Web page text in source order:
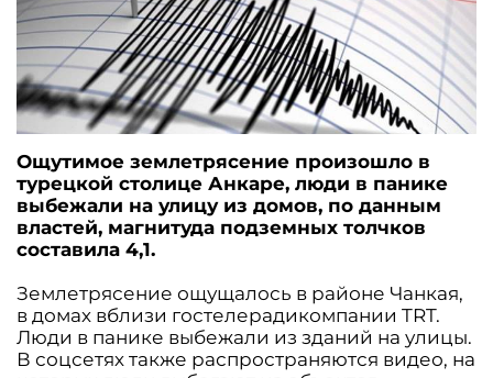
Ощутимое землетрясение произошло в
турецкой столице Анкаре, люди в панике
выбежали на улицу из домов, по данным
властей, магнитуда подземных толчков
составила 4,1.
Землетрясение ощущалось в районе Чанкая,
в домах вблизи гостелерадикомпании TRT.
Люди в панике выбежали из зданий на улицы.
В соцсетях также распространяются видео, на